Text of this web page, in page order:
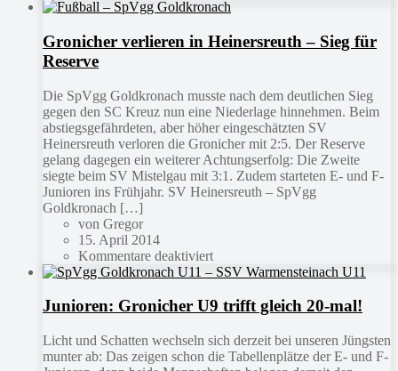
Gronicher verlieren in Heinersreuth – Sieg für
Reserve
Die SpVgg Goldkronach musste nach dem deutlichen Sieg
gegen den SC Kreuz nun eine Niederlage hinnehmen. Beim
abstiegsgefährdeten, aber höher eingeschätzten SV
Heinersreuth verloren die Gronicher mit 2:5. Der Reserve
gelang dagegen ein weiterer Achtungserfolg: Die Zweite
siegte beim SV Mistelgau mit 3:1. Zudem starteten E- und F-
Junioren ins Frühjahr. SV Heinersreuth – SpVgg
Goldkronach […]
von Gregor
15. April 2014
Kommentare deaktiviert
Junioren: Gronicher U9 trifft gleich 20-mal!
Licht und Schatten wechseln sich derzeit bei unseren Jüngsten
munter ab: Das zeigen schon die Tabellenplätze der E- und F-